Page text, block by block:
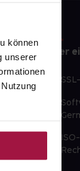
können
unserer
Sicher